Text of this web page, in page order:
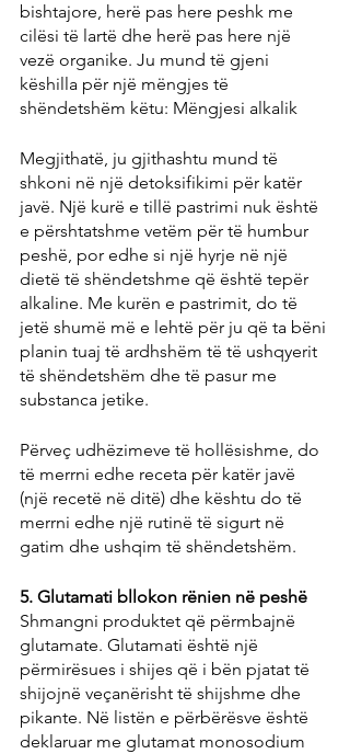
bishtajore, herë pas here peshk me
cilësi të lartë dhe herë pas here një
vezë organike. Ju mund të gjeni
këshilla për një mëngjes të
shëndetshëm këtu: Mëngjesi alkalik
Megjithatë, ju gjithashtu mund të
shkoni në një detoksifikimi për katër
javë. Një kurë e tillë pastrimi nuk është
e përshtatshme vetëm për të humbur
peshë, por edhe si një hyrje në një
dietë të shëndetshme që është tepër
alkaline. Me kurën e pastrimit, do të
jetë shumë më e lehtë për ju që ta bëni
planin tuaj të ardhshëm të të ushqyerit
të shëndetshëm dhe të pasur me
substanca jetike.
Përveç udhëzimeve të hollësishme, do
të merrni edhe receta për katër javë
(një recetë në ditë) dhe kështu do të
merrni edhe një rutinë të sigurt në
gatim dhe ushqim të shëndetshëm.
5. Glutamati bllokon rënien në peshë
Shmangni produktet që përmbajnë
glutamate. Glutamati është një
përmirësues i shijes që i bën pjatat të
shijojnë veçanërisht të shijshme dhe
pikante. Në listën e përbërësve është
deklaruar me glutamat monosodium